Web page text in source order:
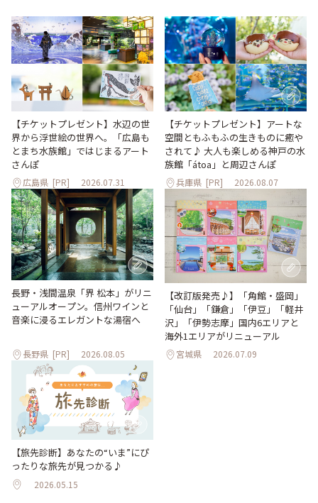
【チケットプレゼント】水辺の世
界から浮世絵の世界へ。「広島も
とまち水族館」ではじまるアート
さんぽ
広島県 [PR] 2026.07.31
【チケットプレゼント】アートな
空間ともふもふの生きものに癒や
されて♪ 大人も楽しめる神戸の水
族館「átoa」と周辺さんぽ
兵庫県 [PR] 2026.08.07
長野・浅間温泉「界 松本」がリニ
ューアルオープン。信州ワインと
音楽に浸るエレガントな湯宿へ
長野県 [PR] 2026.08.05
【改訂版発売♪】「角館・盛岡」
「仙台」「鎌倉」「伊豆」「軽井
沢」「伊勢志摩」国内6エリアと
海外1エリアがリニューアル
宮城県 2026.07.09
【旅先診断】あなたの“いま”にぴ
ったりな旅先が見つかる♪
2026.05.15